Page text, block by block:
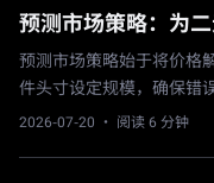
预测市场策略：为
预测市场策略始于将价格
件头寸设定规模，确保错
2026-07-20 · 阅读 6 分钟